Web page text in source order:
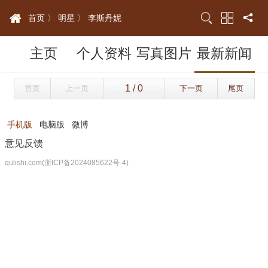
首页 〉 明星 〉 李斯丹妮
主页 个人资料 写真图片 最新新闻
首页 上一页 下一页 尾页
手机版 电脑版 微博
意见反馈
qulishi.com(浙ICP备2024085622号-4)